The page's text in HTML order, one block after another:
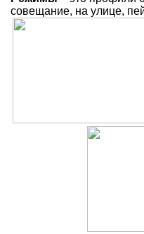
совещание, на улице,